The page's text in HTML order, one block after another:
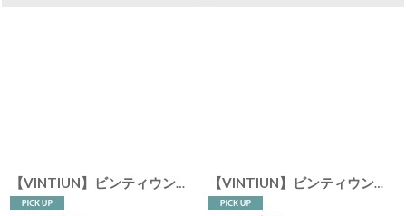
【VINTIUN】ビンティウン 名入れ注文 スターライト 6. PRINCESS 木製星型ライト スペイン製 【VINTIUN】ビンティウン 名入れ注文 スターライト 10. STEGO 木製星型ライト スペイン製